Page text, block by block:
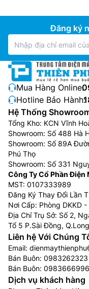
Đăng ký
Mua Hàng Online:
Hotline Bảo Hành:
Hệ Thống
Tổng Kho: KCN Vĩnh
Showroom: Số 488 Hà
Showroom: Số 89A
Phú Thọ
Showroom: Số 331
Công Ty Cổ Phần Điện
MST: 0107333989
Đăng Ký Thay Đổi Lần
Nơi Cấp: Phòng DKKD
Địa Chỉ Trụ Sở: Số 2,
Tổ 5 P.Sài Đồng,
Liên hệ Với Chúng
Email:
Bán Buôn: 0983262323
Bán Buôn: 0983666996
Dịch vụ khách hàng